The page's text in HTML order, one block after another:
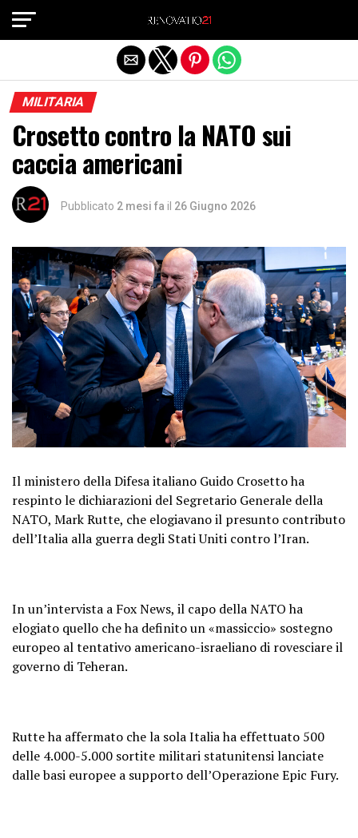
MILITARIA
Crosetto contro la NATO sui
caccia americani
Pubblicato 2 mesi fa il 26 Giugno 2026
Il ministero della Difesa italiano Guido Crosetto ha
respinto le dichiarazioni del Segretario Generale della
NATO, Mark Rutte, che elogiavano il presunto contributo
dell’Italia alla guerra degli Stati Uniti contro l’Iran.
In un’intervista a Fox News, il capo della NATO ha
elogiato quello che ha definito un «massiccio» sostegno
europeo al tentativo americano-israeliano di rovesciare il
governo di Teheran.
Rutte ha affermato che la sola Italia ha effettuato 500
delle 4.000-5.000 sortite militari statunitensi lanciate
dalle basi europee a supporto dell’Operazione Epic Fury.
Exit mobile version